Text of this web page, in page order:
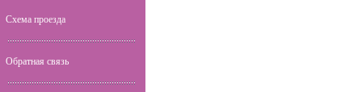
Схема проезда
Обратная связь